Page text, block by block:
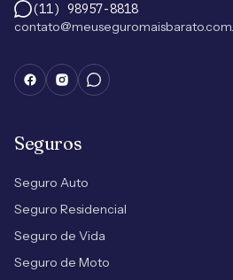
(11) 98957-8818
Seguros
Seguro Auto
Seguro Residencial
Seguro de Vida
Seguro de Moto